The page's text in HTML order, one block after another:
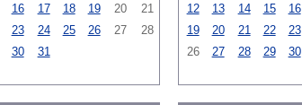
16 17 18 19 20
21
23 24 25 26 27
28
30 31
12
13 14 15 16
19
20 21 22 23
26
27 28 29 30